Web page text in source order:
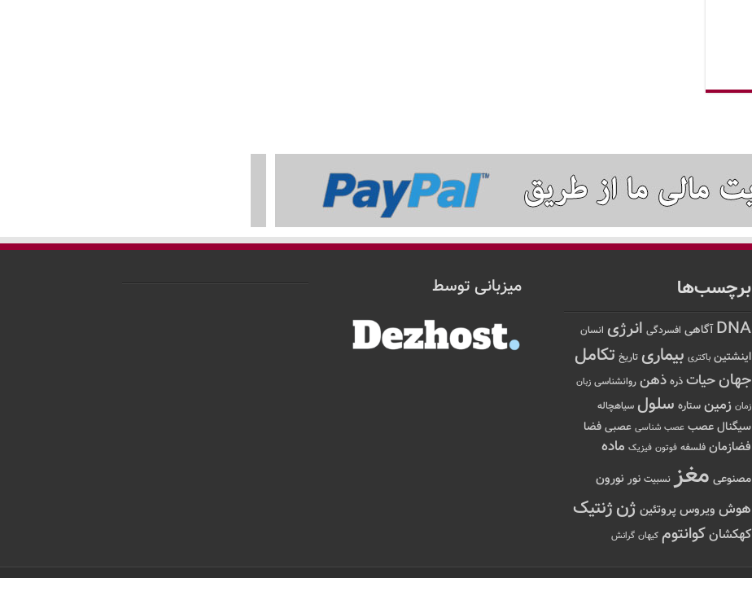
برچسب‌ها
DNA آگاهی افسردگی انرژی انسان
اینشتین باکتری بیماری تاریخ تکامل
جهانحیات ذره ذهن روانشناسی زبان
زمان زمین ستاره سلول سیاهچاله
سیگنالعصب عصب شناسی عصبی فضا
فضازمان فلسفه فوتون فیزیک ماده
مصنوعی مغز نسبیت نور نورون
هوش ویروس پروتئین ژنژنتیک
کهکشانکوانتوم کیهان گرانش
میزبانی توسط